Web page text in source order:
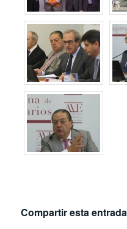
Compartir esta entrada